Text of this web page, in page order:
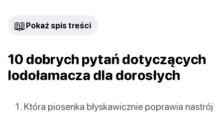
📖 Pokaż spis treści
10 dobrych pytań dotyczących
lodołamacza dla dorosłych
Która piosenka błyskawicznie poprawia nastrój